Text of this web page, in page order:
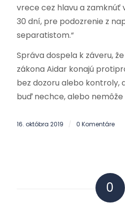
vrece cez hlavu a zamknúť
30 dní, pre podozrenie z
separatistom.“
Správa dospela k záveru,
zákona Aidar konajú
bez dozoru alebo kontroly,
buď nechce, alebo nemôže
16. októbra 2019 / 0 Komentáre
0